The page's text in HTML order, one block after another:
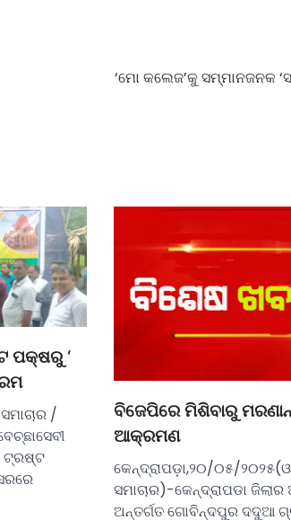
‘ମୋ କଲେଜ’କୁ ସମ୍ମାନଜନକ
ପକ୍ଷରୁ ‘
/
ଟ୍ରଷ୍ଟ
ବିଜେପିରେ ମିଶିବାରୁ
ଆକ୍ରମଣ
କେନ୍ଦ୍ରାପଡ଼ା,୨୦/୦୫/
ସମାଚାର)-କେନ୍ଦ୍ରାପଡା ଜିଲାର
ଅନ୍ତର୍ଗତ ଗୋବିନ୍ଦପୁର ଦଦୁଆ